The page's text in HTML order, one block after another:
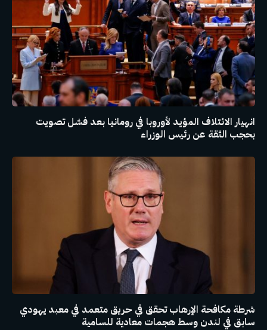
انهيار الائتلاف المؤيد لأوروبا في رومانيا بعد فشل تصويت
بحجب الثقة عن رئيس الوزراء
شرطة مكافحة الإرهاب تحقق في حريق متعمد في معبد يهودي
سابق في لندن وسط هجمات معادية للسامية